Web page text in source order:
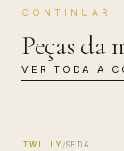
CONTINUAR
Peças da
VER TODA A
MADE IN COMO
TWILLY /SEDA